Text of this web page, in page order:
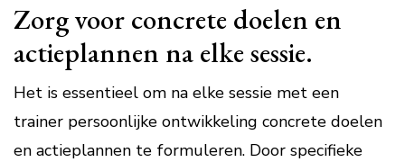
Zorg voor concrete doelen en
actieplannen na elke sessie.
Het is essentieel om na elke sessie met een
trainer persoonlijke ontwikkeling concrete doelen
en actieplannen te formuleren. Door specifieke